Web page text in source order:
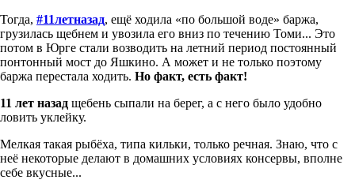
Тогда, #11летназад, ещё ходила «по большой воде» баржа,
грузилась щебнем и увозила его вниз по течению Томи... Это
потом в Юрге стали возводить на летний период постоянный
понтонный мост до Яшкино. А может и не только поэтому
баржа перестала ходить. Но факт, есть факт!
11 лет назад щебень сыпали на берег, а с него было удобно
ловить уклейку.
Мелкая такая рыбёха, типа кильки, только речная. Знаю, что с
неё некоторые делают в домашних условиях консервы, вполне
себе вкусные...